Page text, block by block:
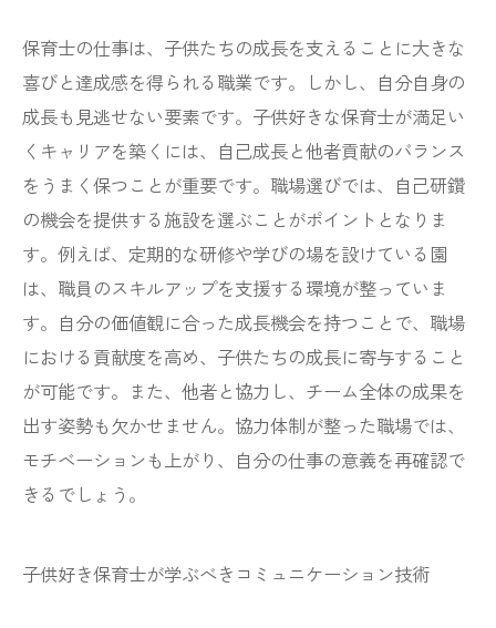
保育士の仕事は、子供たちの成長を支えることに大きな
喜びと達成感を得られる職業です。しかし、自分自身の
成長も見逃せない要素です。子供好きな保育士が満足い
くキャリアを築くには、自己成長と他者貢献のバランス
をうまく保つことが重要です。職場選びでは、自己研鑽
の機会を提供する施設を選ぶことがポイントとなりま
す。例えば、定期的な研修や学びの場を設けている園
は、職員のスキルアップを支援する環境が整っていま
す。自分の価値観に合った成長機会を持つことで、職場
における貢献度を高め、子供たちの成長に寄与すること
が可能です。また、他者と協力し、チーム全体の成果を
出す姿勢も欠かせません。協力体制が整った職場では、
モチベーションも上がり、自分の仕事の意義を再確認で
きるでしょう。
子供好き保育士が学ぶべきコミュニケーション技術